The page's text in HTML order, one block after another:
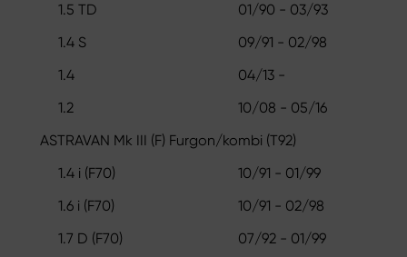
1.5 TD
01/90 - 03/93
1.4 S
09/91 - 02/98
1.4
04/13 -
1.2
10/08 - 05/16
ASTRAVAN Mk III (F) Furgon/kombi (T92)
1.4 i (F70)
10/91 - 01/99
1.6 i (F70)
10/91 - 02/98
1.7 D (F70)
07/92 - 01/99